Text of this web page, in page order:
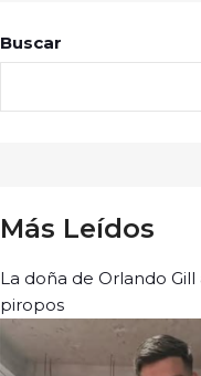
Buscar
Más Leídos
La doña de Orlando
piropos